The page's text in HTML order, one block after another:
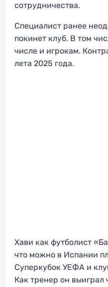
сотрудничества.
Специалист ранее
покинет клуб. В том
числе и игрокам.
лета 2025 года.
Хави как футболист
что можно в Испании
Суперкубок УЕФА и
Как тренер он